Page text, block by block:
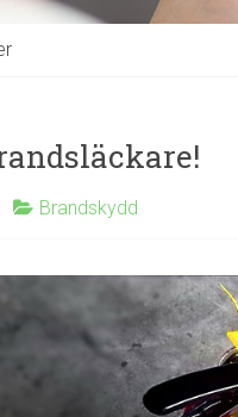
Brandskydd